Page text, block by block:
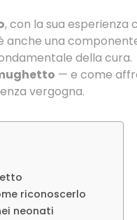
, con la sua
anche una
della cura.
— e come
vergogna.
riconoscerlo
neonati